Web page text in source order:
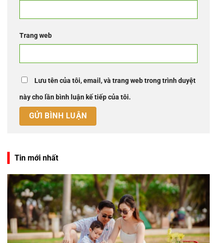
Trang web
Lưu tên của tôi, email, và trang web trong trình duyệt
này cho lần bình luận kế tiếp của tôi.
Tin mới nhất